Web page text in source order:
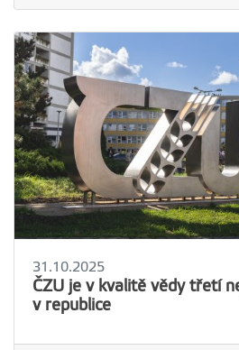
31.10.2025
ČZU je v kvalitě vědy třetí
v republice